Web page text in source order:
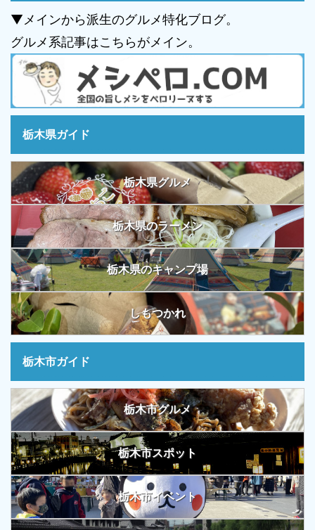
▼メインから派生のグルメ特化ブログ。
グルメ系記事はこちらがメイン。
栃木県ガイド
栃木県グルメ
栃木県のラーメン
栃木県のキャンプ場
しもつかれ
栃木市ガイド
栃木市グルメ
栃木市スポット
栃木市イベント